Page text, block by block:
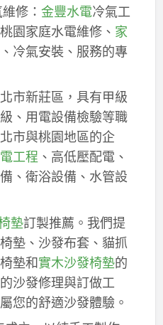
修： 金豐水電冷氣工
園家庭水電維修、 家
冷氣安裝、服務的專
市新莊區，具有甲級
、用電設備檢驗等職
市與桃園地區的企
工程 、高低壓配電、
、衛浴設備、水管設
墊訂製推薦。我們提
墊、沙發布套、貓抓
墊和實木沙發椅墊的
沙發修理與訂做工
您的舒適沙發體驗。